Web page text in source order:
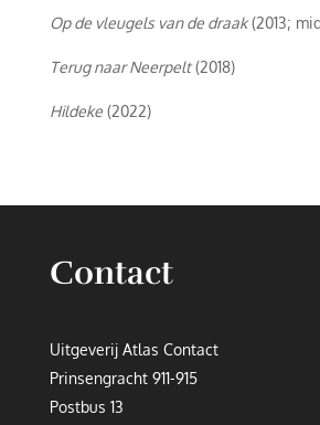
Op de vleugels van de draak(2013;
Terug naar Neerpelt(2018)
Hildeke(2022)
Contact
Uitgeverij Atlas Contact
Prinsengracht 911-915
Postbus 13